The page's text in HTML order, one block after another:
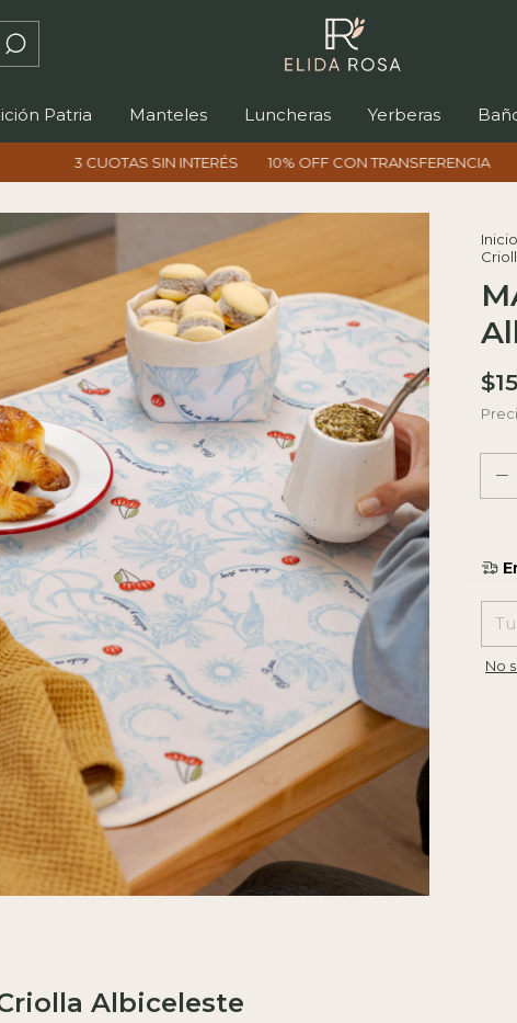
Patria Manteles Luncheras Yerberas
SIN INTERÉS 10% OFF CON TRANSFERENCIA ENVÍOS A
Inicio
No
Albiceleste